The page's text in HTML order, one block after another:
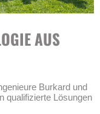
AUS
Burkard und
qualifizierte Lösungen